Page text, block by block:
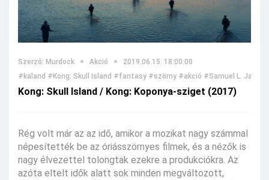
Szerző: Murdock Akció
2019.06.15. 18:00:00
#kaland #Kong: Skull Island #fantasy #szörny #akció #Samuel L.
Kong: Skull Island / Kong: Koponya-sziget (2017)
Rég volt már az az idő, amikor a mozikat nagy számmal
népesítették be az óriásszörnyes filmek, és a nézők is
nagy élvezettel tolongtak ezekre a produkciókra. Az
azóta eltelt idők alatt sok minden megváltozott,